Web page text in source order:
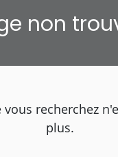
non
vous recherchez
plus.